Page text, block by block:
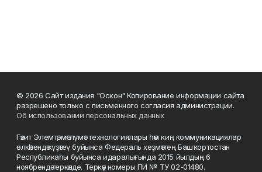
© 2026 Сайт издания "Оскон" Копирование информации сайта
разрешено только с письменного согласия администрации.
Об использовании персональных данных
Гәзит Элемтә, мәғлүмәт технологиялары һәм киң коммуникациялар
өлкәһендә күҙәтеү буйынса Федераль хеҙмәттең Башҡортостан
Республикаһы буйынса идаралығында 2015 йылдың 6
ноябрендә теркәлде. Теркәү номеры ПИ № ТУ 02-01480.